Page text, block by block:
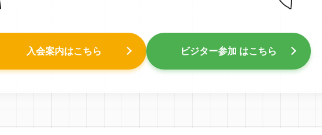
入会案内はこちら ビジター参加 はこちら